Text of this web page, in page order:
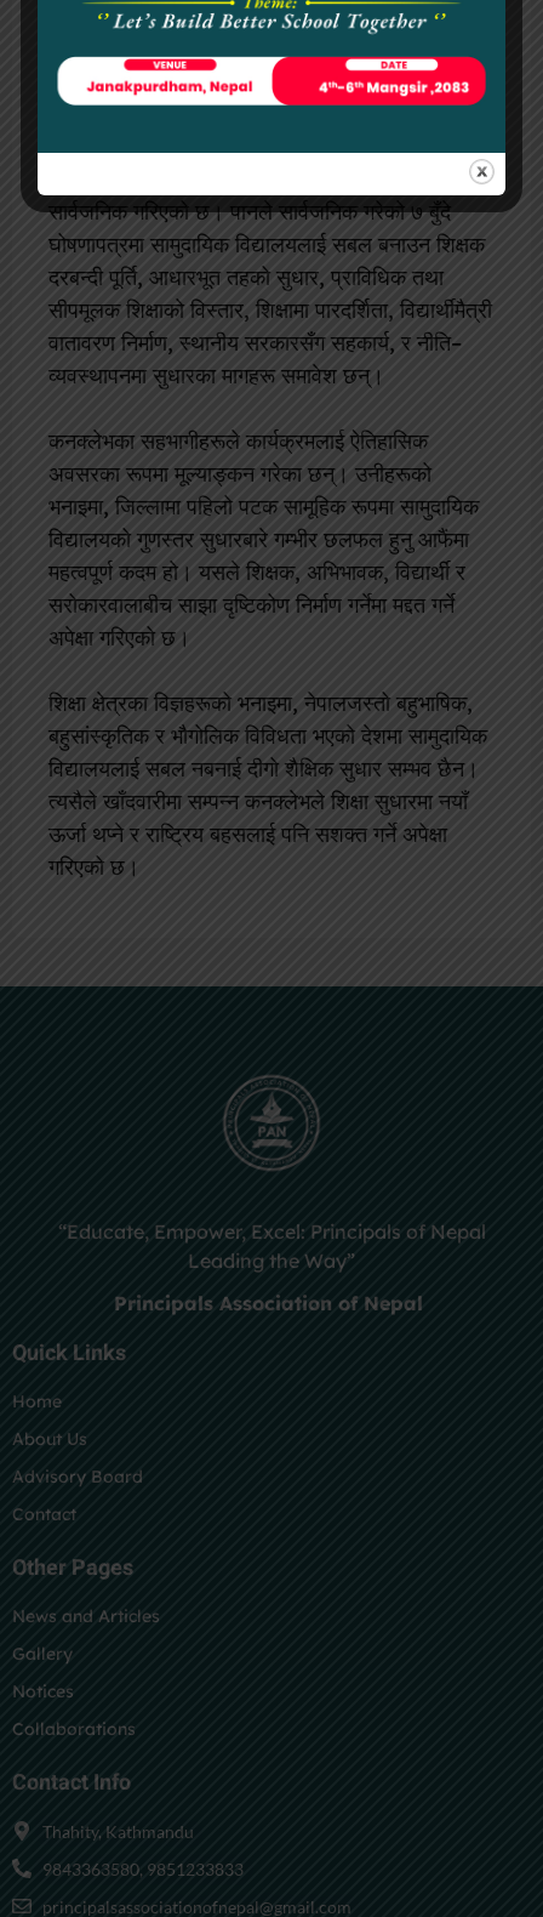
शिक्षा उपलब्ध गराउन सक्ने भए पनि सरकारले नीति तर्जुमा,
बनाउन आवश्यक छ।
कार्यक्रममा महत्वपूर्ण योगदान गर्ने संघ–संस्थाहरूलाई
आयोजक पानले मायाको चिनो प्रदान गरेको थियो। साथै,
सार्वजनिक गरिएको छ। पानले सार्वजनिक गरेको ७ बुँदे
घोषणापत्रमा सामुदायिक विद्यालयलाई सबल बनाउन शिक्षक
दरबन्दी पूर्ति, आधारभूत तहको सुधार, प्राविधिक तथा
सीपमूलक शिक्षाको विस्तार, शिक्षामा पारदर्शिता, विद्यार्थीमैत्री
वातावरण निर्माण, स्थानीय सरकारसँग सहकार्य, र नीति–
व्यवस्थापनमा सुधारका मागहरू समावेश छन्।
कनक्लेभका सहभागीहरूले कार्यक्रमलाई ऐतिहासिक
अवसरका रूपमा मूल्याङ्कन गरेका छन्। उनीहरूको
भनाइमा, जिल्लामा पहिलो पटक सामूहिक रूपमा सामुदायिक
विद्यालयको गुणस्तर सुधारबारे गम्भीर छलफल हुनु आफैंमा
महत्वपूर्ण कदम हो। यसले शिक्षक, अभिभावक, विद्यार्थी र
सरोकारवालाबीच साझा दृष्टिकोण निर्माण गर्नेमा मद्दत गर्ने
अपेक्षा गरिएको छ।
शिक्षा क्षेत्रका विज्ञहरूको भनाइमा, नेपालजस्तो बहुभाषिक,
बहुसांस्कृतिक र भौगोलिक विविधता भएको देशमा सामुदायिक
विद्यालयलाई सबल नबनाई दीगो शैक्षिक सुधार सम्भव छैन।
त्यसैले खाँदवारीमा सम्पन्न कनक्लेभले शिक्षा सुधारमा नयाँ
ऊर्जा थप्ने र राष्ट्रिय बहसलाई पनि सशक्त गर्ने अपेक्षा
गरिएको छ।
“Educate, Empower, Excel: Principals of Nepal
Leading the Way”
Principals Association of Nepal
Quick Links
Home
About Us
Advisory Board
Contact
Other Pages
News and Articles
Gallery
Notices
Collaborations
Contact Info
Thahity, Kathmandu
9843363580, 9851233833
principalsassociationofnepal@gmail.com